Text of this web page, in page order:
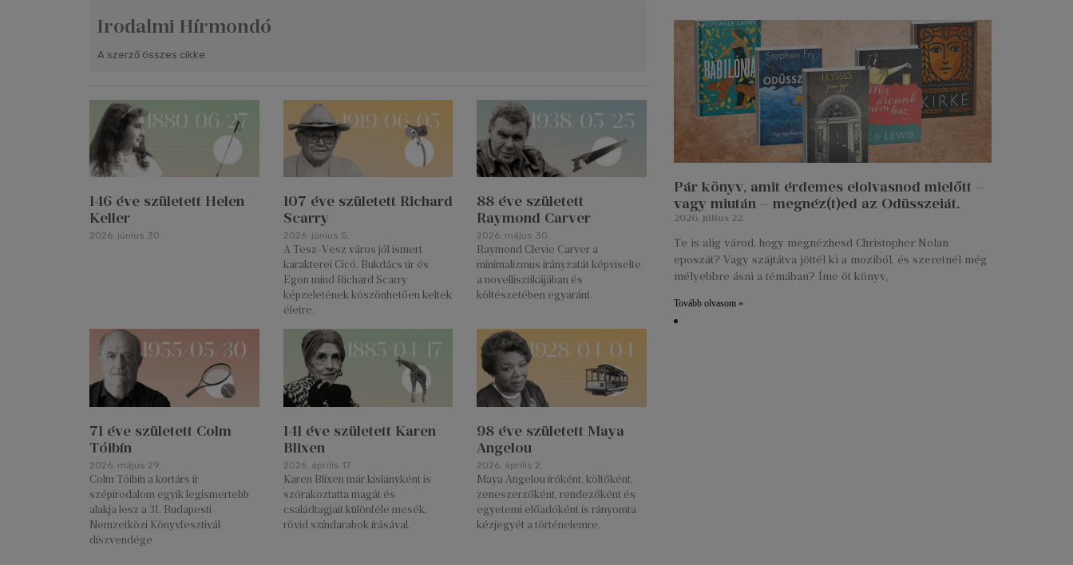
Irodalmi Hírmondó
A szerző összes cikke
146 éve született Helen
Keller
2026. június 30.
107 éve született Richard
Scarry
2026. június 5.
A Tesz-Vesz város jól ismert
karakterei Cicó, Bukdács úr és
Egon mind Richard Scarry
képzeletének köszönhetően keltek
életre.
88 éve született
Raymond Carver
2026. május 30.
Raymond Clevie Carver a
minimalizmus irányzatát képviselte
a novellisztikájában és
költészetében egyaránt.
71 éve született Colm
Tóibín
2026. május 29.
Colm Tóibín a kortárs ír
szépirodalom egyik legismertebb
alakja lesz a 31. Budapesti
Nemzetközi Könyvfesztivál
díszvendége
141 éve született Karen
Blixen
2026. április 17.
Karen Blixen már kislányként is
szórakoztatta magát és
családtagjait különféle mesék,
rövid színdarabok írásával.
98 éve született Maya
Angelou
2026. április 2.
Maya Angelou íróként, költőként,
zeneszerzőként, rendezőként és
egyetemi előadóként is rányomta
kézjegyét a történelemre.
Pár könyv, amit érdemes elolvasnod mielőtt –
vagy miután – megnéz(t)ed az Odüsszeiát.
2026. július 22.
Te is alig várod, hogy megnézhesd Christopher Nolan
eposzát? Vagy szájtátva jöttél ki a moziból, és szeretnél még
mélyebbre ásni a témában? Íme öt könyv,
Tovább olvasom »